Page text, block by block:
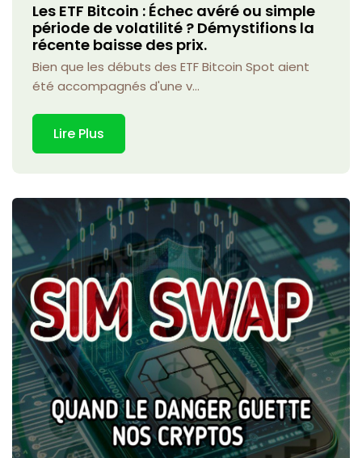
Les ETF Bitcoin : Échec avéré ou simple
période de volatilité ? Démystifions la
récente baisse des prix.
Bien que les débuts des ETF Bitcoin Spot aient
été accompagnés d'une v...
Lire Plus